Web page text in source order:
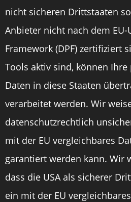
nicht sicheren Drittstaaten
Anbieter nicht nach dem EU-
Framework (DPF) zertifiziert
Tools aktiv sind, können
Daten in diese Staaten
verarbeitet werden. Wir
datenschutzrechtlich
mit der EU vergleichbares
garantiert werden kann. Wir
dass die USA als sicherer
ein mit der EU